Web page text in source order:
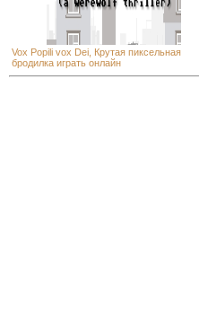
Vox Popili vox Dei, Крутая пиксельная
бродилка играть онлайн